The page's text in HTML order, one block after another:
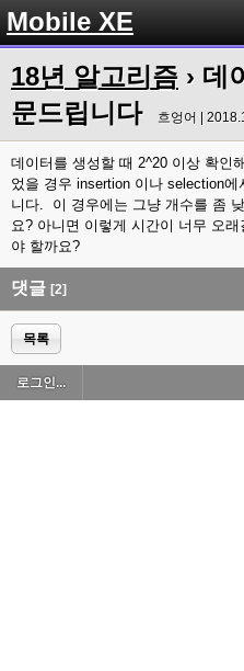
Mobile XE
18년 알고리즘 › 데
문드립니다
흐엉어 |
데이터를 생성할 때 2^20 이상 확인
었을 경우 insertion 이나 selection
니다. 이 경우에는 그냥 개수를 좀
요? 아니면 이렇게 시간이 너무 오
야 할까요?
댓글 [2]
목록
로그인...